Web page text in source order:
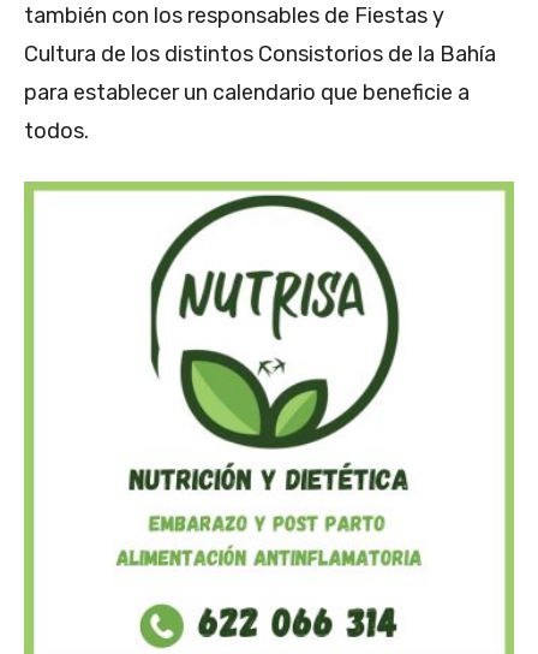
también con los responsables de Fiestas y
Cultura de los distintos Consistorios de la Bahía
para establecer un calendario que beneficie a
todos.